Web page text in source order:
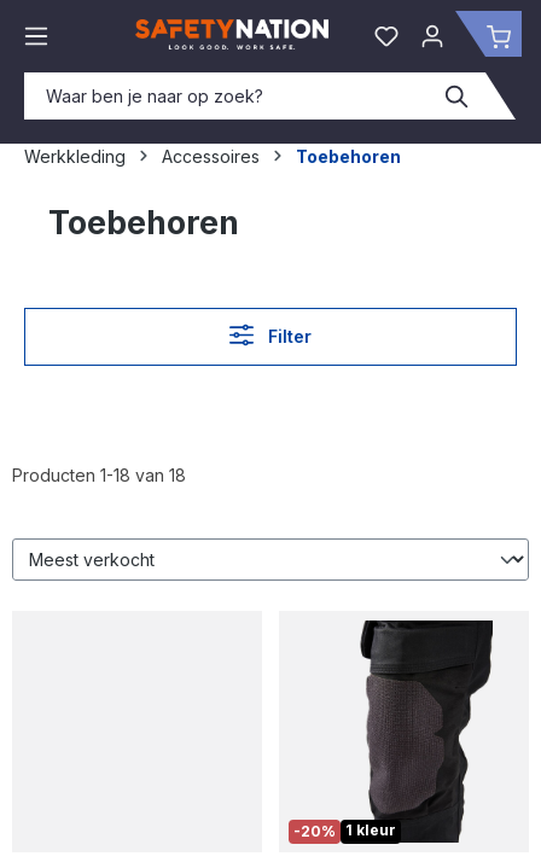
Je hebt 0 items
Werkkleding Accessoires Toebehoren
Toebehoren
Filter
Producten 1-18 van 18
-20% 1 kleur